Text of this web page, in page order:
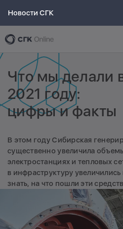
Новости СГК
Что мы делали
2021 году:
цифры и факты
В этом году Сибирская
существенно увеличила
электростанциях и тепловых
в инфраструктуру
знать, на что пошли эти